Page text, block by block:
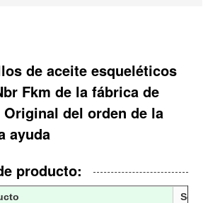
de aceite esqueléticos
Fkm de la fábrica de
Original del orden de la
ayuda
producto:
Sello